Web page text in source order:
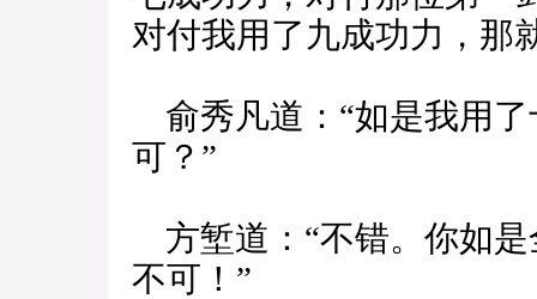
对付我用了九成功力，那
俞秀凡道：“如是我用
可？”
方堑道：“不错。你如
不可！”